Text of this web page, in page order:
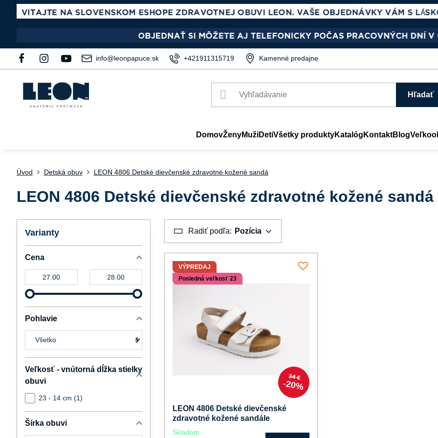
info@leonpapuce.sk +421911315719 Kamenné predajne
Hľadať
DomovŽenyMužiDetiVšetky produktyKatalóg KontaktBlog
Úvod Detská obuv LEON 4806 Detské dievčenské zdravotné kožené sandá
LEON 4806 Detské dievčenské zdravotné kožené sandá
Radiť podľa: Pozícia
34 €
20%
VÝPREDAJ
Posledná veľkosť 23
LEON 4806 Detské dievčenské
zdravotné kožené sandále
Skladom
Varianty
Cena
Pohlavie
Veľkosť - vnútorná dĺžka stielky
obuvi
23 - 14 cm (1)
Šírka obuvi